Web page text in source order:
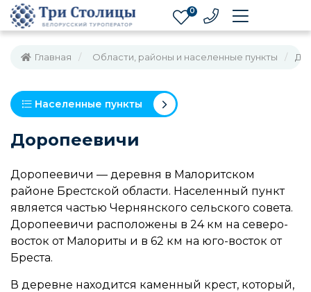
0
Главная Области, районы и населенные пункты
Населенные пункты
Доропеевичи
Доропеевичи — деревня в Малоритском
районе Брестской области. Населенный пункт
является частью Чернянского сельского совета.
Доропеевичи расположены в 24 км на северо-
восток от Малориты и в 62 км на юго-восток от
Бреста.
В деревне находится каменный крест, который,